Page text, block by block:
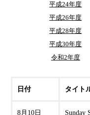
平成24年度
平成26年度
平成28年度
平成30年度
令和2年度
日付 タイト
8月10日
Sunday